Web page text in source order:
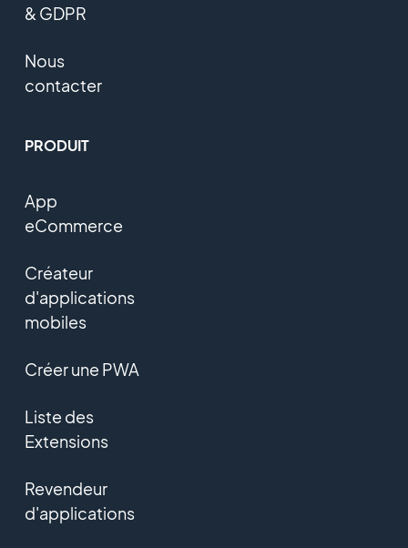
& GDPR
Nous
contacter
PRODUIT
App
eCommerce
Créateur
d'applications
mobiles
Créer une PWA
Liste des
Extensions
Revendeur
d'applications